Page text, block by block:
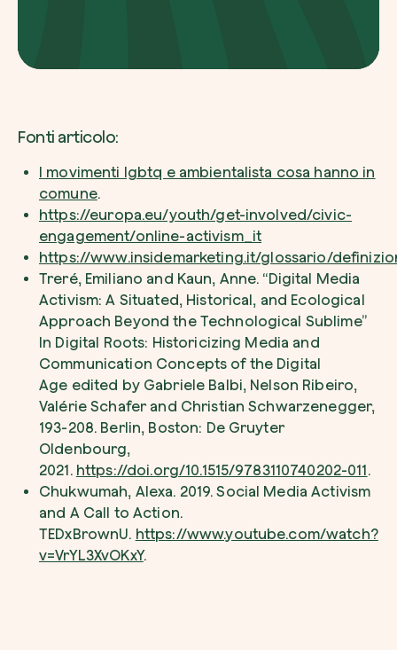
Fonti articolo:
I movimenti lgbtq e ambientalista cosa hanno in
comune.
https://europa.eu/youth/get-involved/civic-
engagement/online-activism_it
https://www.insidemarketing.it/glossario/
Treré, Emiliano and Kaun, Anne. “Digital Media
Activism: A Situated, Historical, and Ecological
Approach Beyond the Technological Sublime”
In Digital Roots: Historicizing Media and
Communication Concepts of the Digital
Age edited by Gabriele Balbi, Nelson Ribeiro,
Valérie Schafer and Christian Schwarzenegger,
193-208. Berlin, Boston: De Gruyter
Oldenbourg,
2021. https://doi.org/10.1515/9783110740202-011.
Chukwumah, Alexa. 2019. Social Media Activism
and A Call to Action.
TEDxBrownU. https://www.youtube.com/watch?
v=VrYL3XvOKxY.